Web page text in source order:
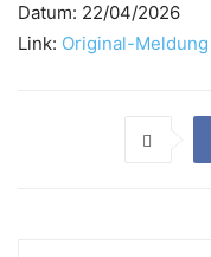
Datum: 22/04/2026
Link: Original-Meldung